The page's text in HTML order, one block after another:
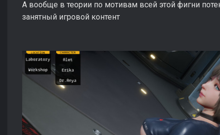
А вообще в теории по мотивам всей этой фигни
занятный игровой контент